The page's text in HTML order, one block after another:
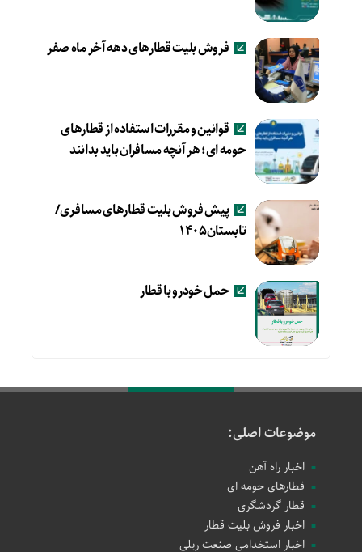
فروش بلیت قطارهای دهه آخر ماه صفر
قوانین و مقررات استفاده از قطارهای
حومه ای؛ هر آنچه مسافران باید بدانند
پیش فروش بلیت قطارهای مسافری/
تابستان۱۴۰۵
حمل خودرو با قطار
موضوعات اصلی:
اخبار راه آهن
قطارهای حومه ای
قطار گردشگری
اخبار فروش بلیت قطار
اخبار استخدامی صنعت ریلی